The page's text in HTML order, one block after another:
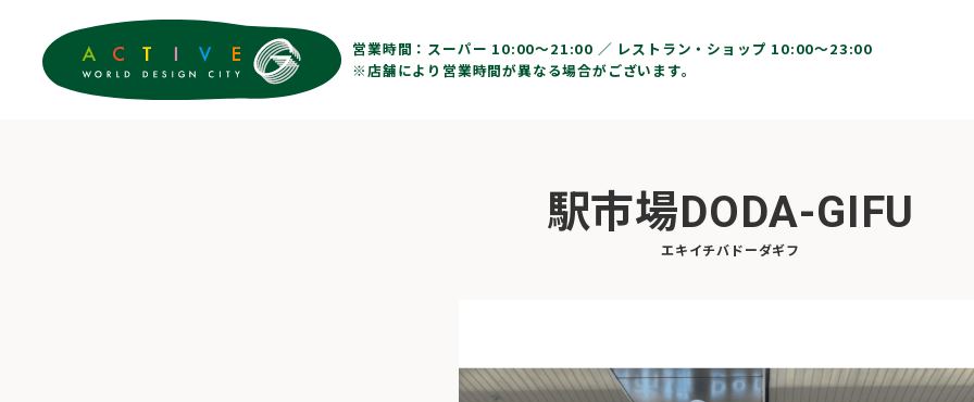
営業時間： スーパー 10:00〜21:00 ／ レストラン・ショップ 10:00～23:00
※店舗により営業時間が異なる場合がございます。
駅市場DODA-GIFU
エキイチバドーダギフ